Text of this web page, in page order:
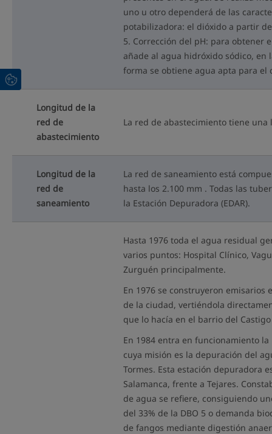
uno u otro dependerá de las
potabilizadora: el dióxido a partir
5. Corrección del pH: para obtener
añade al agua hidróxido sódico,
forma se obtiene agua apta para el
Longitud de la
red de
abastecimiento
La red de abastecimiento tiene
Longitud de la
red de
saneamiento
La red de saneamiento está
hasta los 2.100 mm . Todas las
la Estación Depuradora (EDAR).
Hasta 1976 toda el agua residual
varios puntos: Hospital Clínico,
Zurguén principalmente.
En 1976 se construyeron
de la ciudad, vertiéndola
que lo hacía en el barrio del
En 1984 entra en funcionamiento la
cuya misión es la depuración del
Tormes. Esta estación depuradora
Salamanca, frente a Tejares.
de agua se refiere, consiguiendo
del 33% de la DBO 5 o demanda
de fangos mediante digestión